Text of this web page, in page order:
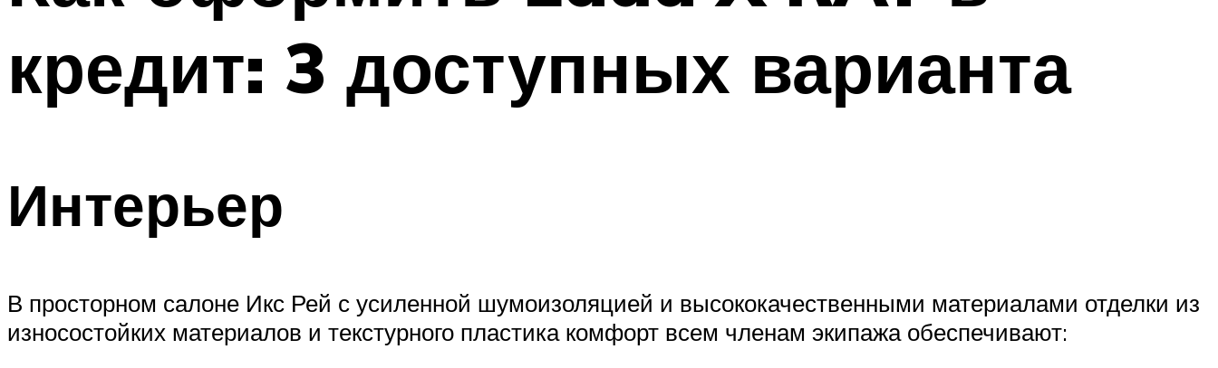
кредит: 3 доступных варианта
Интерьер
В просторном салоне Икс Рей с усиленной шумоизоляцией и высококачественными материалами отделки из
износостойких материалов и текстурного пластика комфорт всем членам экипажа обеспечивают: